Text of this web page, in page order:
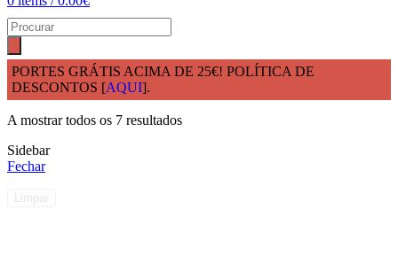
PORTES GRÁTIS ACIMA DE 25€! POLÍTICA DE
DESCONTOS [AQUI].
InícioPET
A mostrar todos os 7 resultados
Sidebar
Fechar